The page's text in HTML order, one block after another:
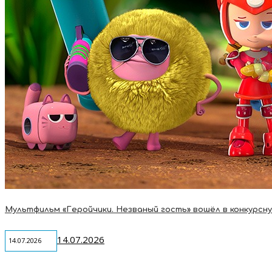
Мультфильм «Геройчики. Незваный гость» вошёл в
14.07.2026 14.07.2026